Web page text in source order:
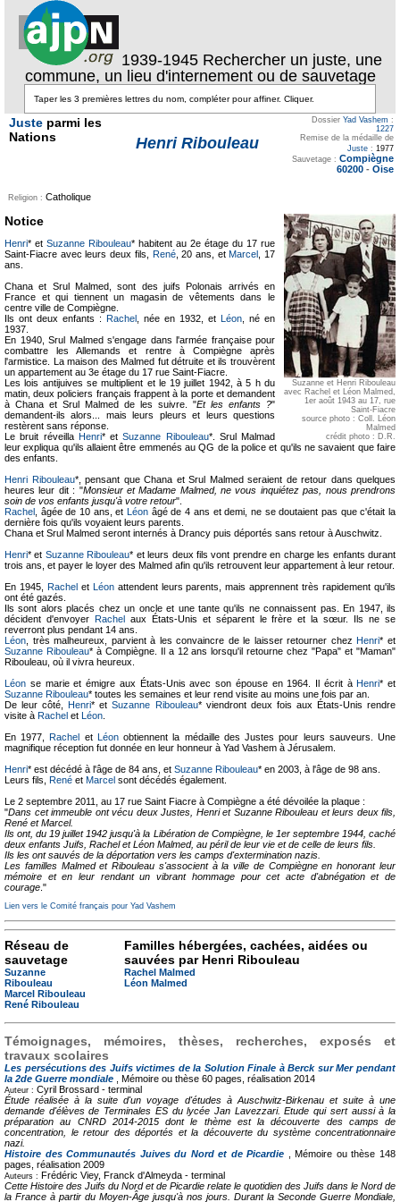
1939-1945 Rechercher un juste, une
commune, un lieu d'internement ou de sauvetage
Juste parmi les
Nations
Henri Ribouleau
Dossier Yad Vashem :
1227
Remise de la médaille de
Juste : 1977
Sauvetage : Compiègne
60200 - Oise
Religion : Catholique
Suzanne et Henri Ribouleau
avec Rachel et Léon Malmed,
1er août 1943 au 17, rue
Saint-Fiacre
source photo : Coll. Léon
Malmed
crédit photo : D.R.
Notice
Henri* et Suzanne Ribouleau* habitent au 2e étage du 17 rue
Saint-Fiacre avec leurs deux fils, René, 20 ans, etMarcel , 17
ans.
Chana et Srul Malmed, sont des juifs Polonais arrivés en
France et qui tiennent un magasin de vêtements dans le
centre ville de Compiègne.
Ils ont deux enfants : Rachel , née en 1932, et Léon , né en
1937.
En 1940, Srul Malmed s'engage dans l'armée française pour
combattre les Allemands et rentre à Compiègne après
l'armistice. La maison des Malmed fut détruite et ils trouvèrent
un appartement au 3e étage du 17 rue Saint-Fiacre.
Les lois antijuives se multiplient et le 19 juillet 1942, à 5 h du
matin, deux policiers français frappent à la porte et demandent
à Chana et Srul Malmed de les suivre. "Et les enfants ?"
demandent-ils alors... mais leurs pleurs et leurs questions
restèrent sans réponse.
Le bruit réveilla Henri* etSuzanne Ribouleau*. Srul Malmad
leur expliqua qu'ils allaient être emmenés au QG de la police et qu'ils ne savaient que faire
des enfants.
Henri Ribouleau*, pensant que Chana et Srul Malmed seraient de retour dans quelques
heures leur dit : "Monsieur et Madame Malmed, ne vous inquiétez pas, nous prendrons
soin de vos enfants jusqu'à votre retour".
Rachel , âgée de 10 ans, etLéon âgé de 4 ans et demi, ne se doutaient pas que c'était la
dernière fois qu'ils voyaient leurs parents.
Chana et Srul Malmed seront internés à Drancy puis déportés sans retour à Auschwitz.
Henri* et Suzanne Ribouleau* et leurs deux fils vont prendre en charge les enfants durant
trois ans, et payer le loyer des Malmed afin qu'ils retrouvent leur appartement à leur retour.
En 1945, Rachelet Léonattendent leurs parents, mais apprennent très rapidement qu'ils
ont été gazés.
Ils sont alors placés chez un oncle et une tante qu'ils ne connaissent pas. En 1947, ils
décident d'envoyer Rachelaux États-Unis et séparent le frère et la sœur. Ils ne se
reverront plus pendant 14 ans.
Léon , très malheureux, parvient à les convaincre de le laisser retourner chezHenri* et
Suzanne Ribouleau* à Compiègne. Il a 12 ans lorsqu'il retourne chez "Papa" et "Maman"
Ribouleau, où il vivra heureux.
Léon se marie et émigre aux États-Unis avec son épouse en 1964. Il écrit àHenri* et
Suzanne Ribouleau* toutes les semaines et leur rend visite au moins une fois par an.
De leur côté,Henri* etSuzanne Ribouleau* viendront deux fois aux États-Unis rendre
visite à Rachel et Léon
En 1977,Rachel et Léonobtiennent la médaille des Justes pour leurs sauveurs. Une
magnifique réception fut donnée en leur honneur à Yad Vashem à Jérusalem.
Henri* est décédé à l'âge de 84 ans, et Suzanne Ribouleau* en 2003, à l'âge de 98 ans.
Leurs fils, René et Marcel sont décédés également.
Le 2 septembre 2011, au 17 rue Saint Fiacre à Compiègne a été dévoilée la plaque :
"Dans cet immeuble ont vécu deux Justes, Henri et Suzanne Ribouleau et leurs deux fils,
René et Marcel.
Ils ont, du 19 juillet 1942 jusqu'à la Libération de Compiègne, le 1er septembre 1944, caché
deux enfants Juifs, Rachel et Léon Malmed, au péril de leur vie et de celle de leurs fils.
Ils les ont sauvés de la déportation vers les camps d'extermination nazis.
Les familles Malmed et Ribouleau s'associent à la ville de Compiègne en honorant leur
mémoire et en leur rendant un vibrant hommage pour cet acte d'abnégation et de
courage ."
Lien vers le Comité français pour Yad Vashem
Réseau de
sauvetage
Suzanne
Ribouleau
Marcel Ribouleau
René Ribouleau
Familles hébergées, cachées, aidées ou
sauvées par Henri Ribouleau
Rachel Malmed
Léon Malmed
Témoignages, mémoires, thèses, recherches, exposés et
travaux scolaires
Les persécutions des Juifs victimes de la Solution Finale à Berck sur Mer pendant
la 2de Guerre mondiale
, Mémoire ou thèse 60 pages, réalisation 2014
Auteur : Cyril Brossard - terminal
Étude réalisée à la suite d'un voyage d'études à Auschwitz-Birkenau et suite à une
demande d'élèves de Terminales ES du lycée Jan Lavezzari. Etude qui sert aussi à la
préparation au CNRD 2014-2015 dont le thème est la découverte des camps de
concentration, le retour des déportés et la découverte du système concentrationnaire
nazi.
Histoire des Communautés Juives du Nord et de Picardie , Mémoire ou thèse 148
pages, réalisation 2009
Auteurs : Frédéric Viey, Franck d'Almeyda - terminal
Cette Histoire des Juifs du Nord et de Picardie relate le quotidien des Juifs dans le Nord de
la France à partir du Moyen-Âge jusqu'à nos jours. Durant la Seconde Guerre Mondiale,